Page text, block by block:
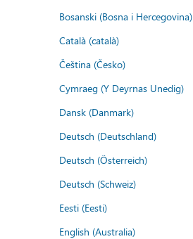
Bosanski (Bosna i Hercegovina)
Català (català)
Čeština (Česko)
Cymraeg (Y Deyrnas Unedig)
Dansk (Danmark)
Deutsch (Deutschland)
Deutsch (Österreich)
Deutsch (Schweiz)
Eesti (Eesti)
English (Australia)